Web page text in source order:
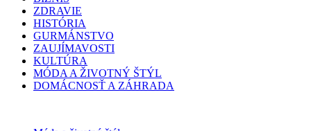
ZDRAVIE
HISTÓRIA
GURMÁNSTVO
ZAUJÍMAVOSTI
KULTÚRA
MÓDA A ŽIVOTNÝ ŠTÝL
DOMÁCNOSŤ A ZÁHRADA